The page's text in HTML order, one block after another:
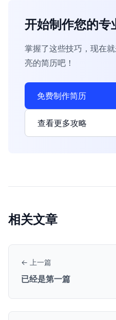
开始制作您的专
掌握了这些技巧，现在
亮的简历吧！
免费制作简历
查看更多攻略
相关文章
← 上一篇
已经是第一篇